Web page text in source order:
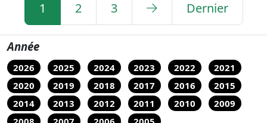
1 2 3 Dernier
Année
2026 2025 2024 2023 2022
2021
2020
2019 2018 2017 2016
2015
2014
2013 2012 2011 2010
2009